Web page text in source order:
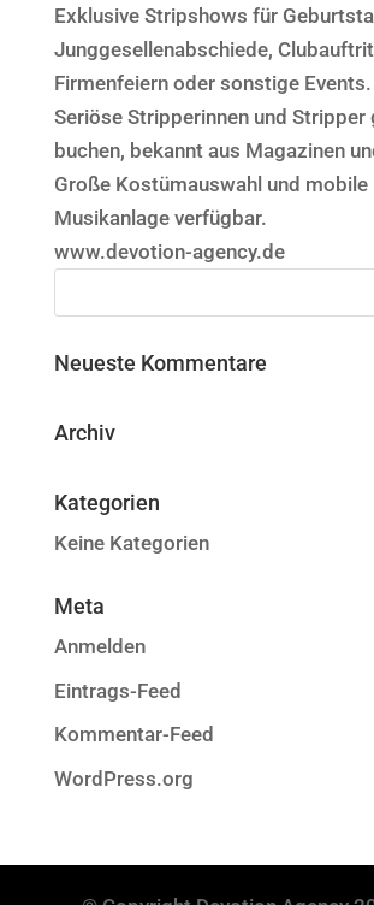
Exklusive Stripshows für
Junggesellenabschiede,
Firmenfeiern oder sonstige Events.
Seriöse Stripperinnen und Stripper
buchen, bekannt aus Magazinen
Große Kostümauswahl und mobile
Musikanlage verfügbar.
www.devotion-agency.de
Neueste Kommentare
Archiv
Kategorien
Keine Kategorien
Meta
Anmelden
Eintrags-Feed
Kommentar-Feed
WordPress.org